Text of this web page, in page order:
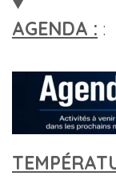
AGENDA : :